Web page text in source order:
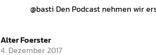
@basti Den Podcast nehmen wir
Alter Foerster
4. Dezember 2017